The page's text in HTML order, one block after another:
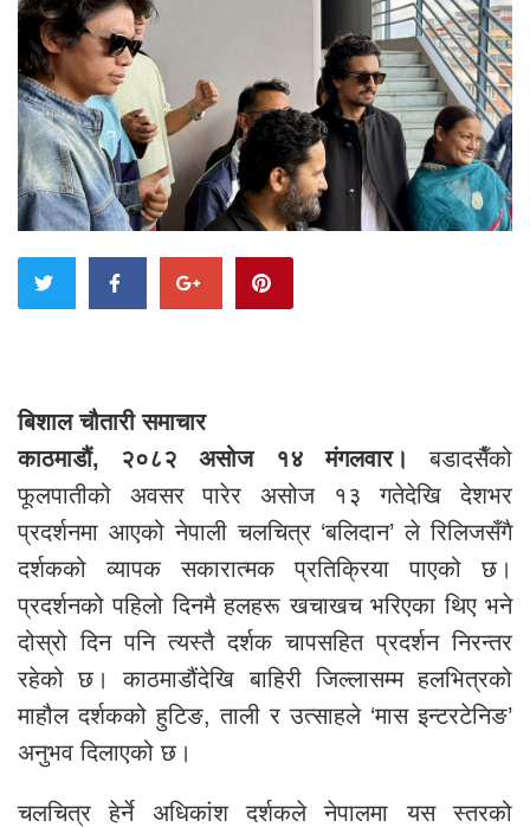
बिशाल चौतारी समाचार
काठमाडौं, २०८२ असोज १४ मंगलवार।
बडादसैँको
फूलपातीको अवसर पारेर असोज १३ गतेदेखि देशभर
प्रदर्शनमा आएको नेपाली चलचित्र ‘बलिदान’ ले रिलिजसँगै
दर्शकको व्यापक सकारात्मक प्रतिक्रिया पाएको छ।
प्रदर्शनको पहिलो दिनमै हलहरू खचाखच भरिएका थिए भने
दोस्रो दिन पनि त्यस्तै दर्शक चापसहित प्रदर्शन निरन्तर
रहेको छ। काठमाडौंदेखि बाहिरी जिल्लासम्म हलभित्रको
माहौल दर्शकको हुटिङ, ताली र उत्साहले ‘मास इन्टरटेनिङ’
अनुभव दिलाएको छ।
चलचित्र हेर्ने अधिकांश दर्शकले नेपालमा यस स्तरको